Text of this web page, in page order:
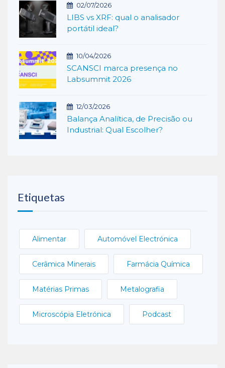
02/07/2026
LIBS vs XRF: qual o analisador
portátil ideal?
10/04/2026
SCANSCI marca presença no
Labsummit 2026
12/03/2026
Balança Analítica, de Precisão ou
Industrial: Qual Escolher?
Etiquetas
Alimentar Automóvel Electrónica
Cerâmica Minerais Farmácia Química
Matérias Primas Metalografia
Microscópia Eletrónica Podcast